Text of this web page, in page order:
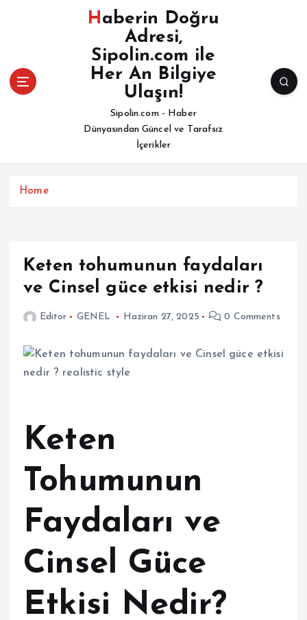
a
Haberin Doğru
Adresi,
Sipolin.com ile
Her An Bilgiye
Ulaşın!
Sipolin.com - Haber
Dünyasından Güncel ve Tarafsız
İçerikler
Home
Keten tohumunun faydaları
ve Cinsel güce etkisi nedir ?
Editor GENEL Haziran 27, 2025 0 Comments
Keten
Tohumunun
Faydaları ve
Cinsel Güce
Etkisi Nedir?